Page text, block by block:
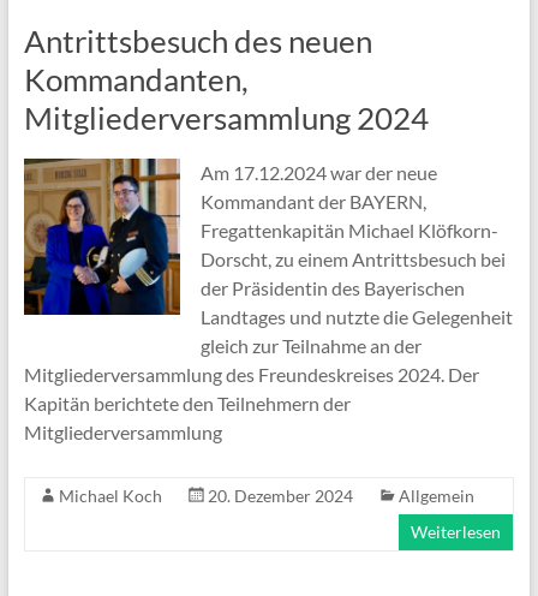
Antrittsbesuch des neuen
Kommandanten,
Mitgliederversammlung 2024
Am 17.12.2024 war der neue
Kommandant der BAYERN,
Fregattenkapitän Michael Klöfkorn-
Dorscht, zu einem Antrittsbesuch bei
der Präsidentin des Bayerischen
Landtages und nutzte die Gelegenheit
gleich zur Teilnahme an der
Mitgliederversammlung des Freundeskreises 2024. Der
Kapitän berichtete den Teilnehmern der
Mitgliederversammlung
Michael Koch 20. Dezember 2024
Allgemein
Weiterlesen